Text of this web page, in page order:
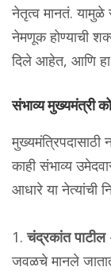
नेतृत्व मानतं. यामुळे
नेमणूक होण्याची
दिले आहेत, आणि हा
संभाव्य मुख्यमंत्री
मुख्यमंत्रिपदासाठी
काही संभाव्य
आधारे या
चंद्रकांत पाटील
जवळचे मानले